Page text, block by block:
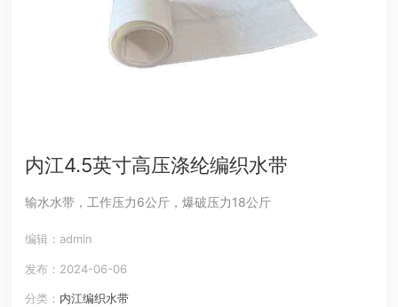
内江4.5英寸高压涤纶编织水带
输水水带，工作压力6公斤，爆破压力18公斤
编辑：admin
发布：2024-06-06
分类： 内江编织水带